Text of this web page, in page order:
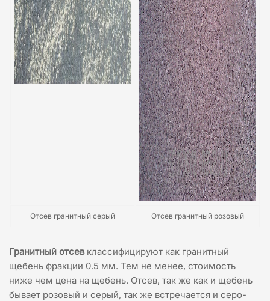
Отсев гранитный серый Отсев гранитный розовый
Гранитный отсевклассифицируют как гранитный
щебень фракции 0.5 мм. Тем не менее, стоимость
ниже чем цена на щебень. Отсев, так же как и щебень
бывает розовый и серый, так же встречается и серо-